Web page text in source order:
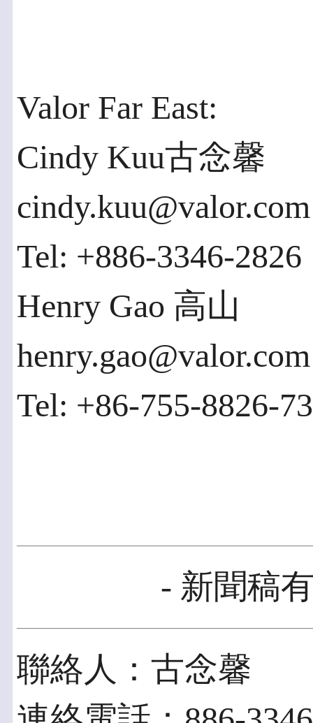
Valor Far East:
Cindy Kuu古念馨
cindy.kuu@valor.com
Tel: +886-3346-2826
Henry Gao 高山
henry.gao@valor.com
Tel: +86-755-8826-
- 新聞稿
聯絡人：古念馨